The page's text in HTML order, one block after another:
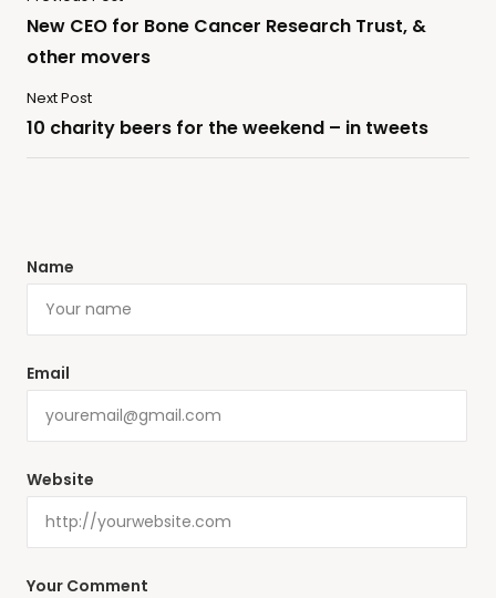
New CEO for Bone Cancer Research Trust, &
other movers
Next Post
10 charity beers for the weekend – in tweets
Your Comment
Name
Email
Website